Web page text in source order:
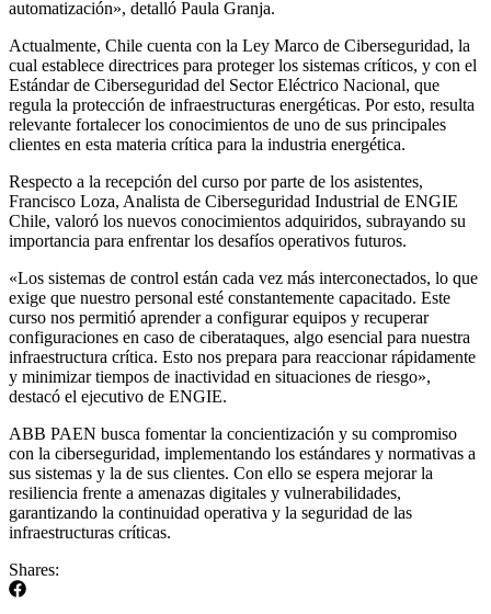
automatización», detalló Paula Granja.
Actualmente, Chile cuenta con la Ley Marco de Ciberseguridad, la
cual establece directrices para proteger los sistemas críticos, y con el
Estándar de Ciberseguridad del Sector Eléctrico Nacional, que
regula la protección de infraestructuras energéticas. Por esto, resulta
relevante fortalecer los conocimientos de uno de sus principales
clientes en esta materia crítica para la industria energética.
Respecto a la recepción del curso por parte de los asistentes,
Francisco Loza, Analista de Ciberseguridad Industrial de ENGIE
Chile, valoró los nuevos conocimientos adquiridos, subrayando su
importancia para enfrentar los desafíos operativos futuros.
«Los sistemas de control están cada vez más interconectados, lo que
exige que nuestro personal esté constantemente capacitado. Este
curso nos permitió aprender a configurar equipos y recuperar
configuraciones en caso de ciberataques, algo esencial para nuestra
infraestructura crítica. Esto nos prepara para reaccionar rápidamente
y minimizar tiempos de inactividad en situaciones de riesgo»,
destacó el ejecutivo de ENGIE.
ABB PAEN busca fomentar la concientización y su compromiso
con la ciberseguridad, implementando los estándares y normativas a
sus sistemas y la de sus clientes. Con ello se espera mejorar la
resiliencia frente a amenazas digitales y vulnerabilidades,
garantizando la continuidad operativa y la seguridad de las
infraestructuras críticas.
Shares: